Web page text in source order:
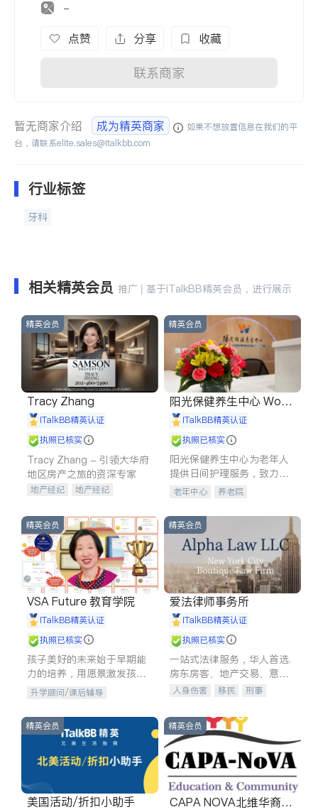
-
点赞 分享 收藏
联系商家
暂无商家介绍 成为精英商家
如果不想放置信息在我们的平
台，请联系elite.sales@italkbb.com
行业标签
牙科
相关精英会员 推广 | 基于iTalkBB精英会员，进行展示
精英会员
Tracy Zhang
iTalkBB精英认证
执照已核实
Tracy Zhang - 引领大华府
地区房产之旅的资深专家
地产经纪
地产经纪
商铺租售
开发商建商
精英会员
阳光保健养生中心 World
shine
iTalkBB精英认证
执照已核实
阳光保健养生中心为老年人
提供日间护理服务，致力于
通过持续的护理创新来有效
老年中心 养老院
精英会员
VSA Future 教育学院
iTalkBB精英认证
执照已核实
孩子美好的未来始于早期能
力的培养，用愿景激发孩子
的学习潜力和动力。理念：
拥有成长型心态是成功的基
石。
升学顾问/课后辅导
精英会员
爱法律师事务所
iTalkBB精英认证
执照已核实
一站式法律服务，华人首选.
房东房客、地产交易、意外
伤害、车祸重伤、商业诉
建筑合同、刑事案件全包办
人身伤害 移民
刑事
信托/遗嘱
商业
索赔
律师-其它 保释
精英会员
美国活动/折扣小助手
精英会员
CAPA NOVA北维华裔家